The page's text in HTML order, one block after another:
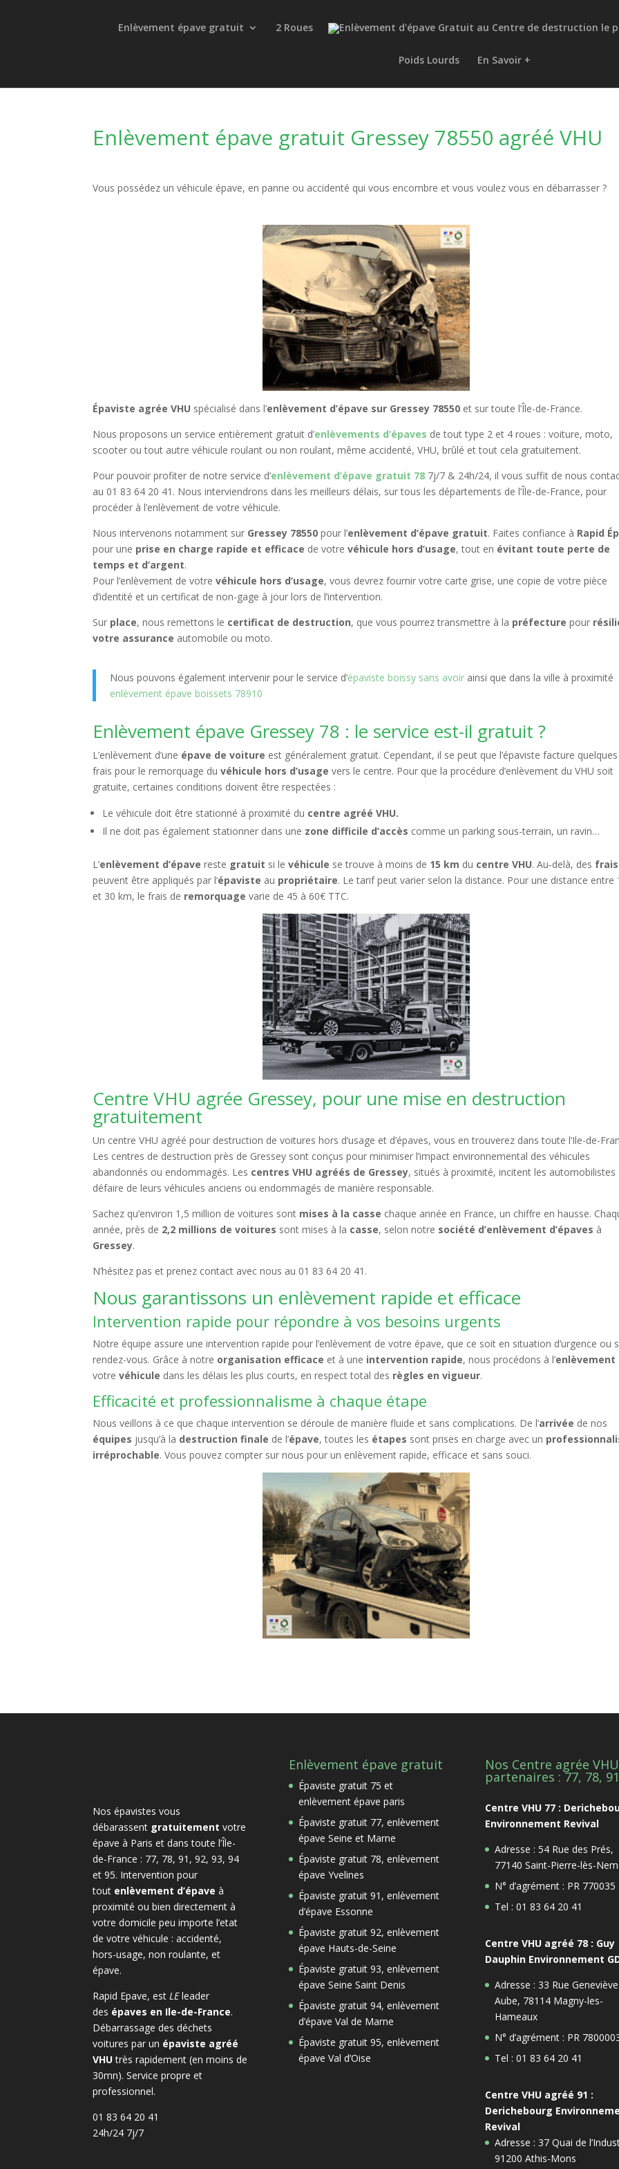
Enlèvement épave gratuit 2 Roues
Poids Lourds En Savoir +
Enlèvement épave gratuit Gressey 78550 agréé VHU
Vous possédez un véhicule épave, en panne ou accidenté qui vous encombre et vous voulez vous en débarrasser ?
Épaviste agrée VHU spécialisé dans l’enlèvement d’épave sur Gressey 78550 et sur toute l’Île-de-France.
Nous proposons un service entièrement gratuit d’enlèvements d’épaves de tout type 2 et 4 roues : voiture, moto,
scooter ou tout autre véhicule roulant ou non roulant, même accidenté, VHU, brûlé et tout cela gratuitement.
Pour pouvoir profiter de notre service d’enlèvement d’épave gratuit 78 7j/7 & 24h/24, il vous suffit de nous
au 01 83 64 20 41. Nous interviendrons dans les meilleurs délais, sur tous les départements de l’Île-de-France, pour
procéder à l’enlèvement de votre véhicule.
Nous intervenons notamment sur Gressey 78550 pour l’enlèvement d’épave gratuit. Faites confiance à Rapid
pour une prise en charge rapide et efficace de votrevéhicule hors d’usage, tout en évitant toute perte de
temps et d’argent.
Pour l’enlèvement de votrevéhicule hors d’usage, vous devrez fournir votre carte grise, une copie de votre pièce
d’identité et un certificat de non-gage à jour lors de l’intervention.
Sur place, nous remettons le certificat de destruction, que vous pourrez transmettre à la préfecture pour
votre assurance automobile ou moto.
Nous pouvons également intervenir pour le service d’épaviste boissy sans avoir ainsi que dans la ville à proximité
enlèvement épave boissets 78910
Enlèvement épave Gressey 78 : le service est-il gratuit ?
L’enlèvement d’une épave de voiture est généralement gratuit. Cependant, il se peut que l’épaviste facture quelques
frais pour le remorquage duvéhicule hors d’usage vers le centre. Pour que la procédure d’enlèvement du VHU soit
gratuite, certaines conditions doivent être respectées :
Le véhicule doit être stationné à proximité du centre agréé VHU.
Il ne doit pas également stationner dans une zone difficile d’accès comme un parking sous-terrain, un ravin…
L’enlèvement d’épave reste gratuit si levéhicule se trouve à moins de 15 km du centre VHU. Au‑delà, des frais
peuvent être appliqués par l’épaviste au propriétaire. Le tarif peut varier selon la distance. Pour une distance entre
et 30 km, le frais de remorquage varie de 45 à 60€ TTC.
Centre VHU agrée Gressey, pour une mise en destruction
gratuitement
Un centre VHU agréé pour destruction de voitures hors d’usage et d’épaves, vous en trouverez dans toute l’Ile-de-
Les centres de destruction près de Gressey sont conçus pour minimiser l’impact environnemental des véhicules
abandonnés ou endommagés. Les centres VHU agréés de Gressey, situés à proximité, incitent les automobilistes
défaire de leurs véhicules anciens ou endommagés de manière responsable.
Sachez qu’environ 1,5 million de voitures sont mises à la casse chaque année en France, un chiffre en hausse.
année, près de 2,2 millions de voitures sont mises à la casse, selon notre société d’enlèvement d’épaves à
Gressey.
N’hésitez pas et prenez contact avec nous au 01 83 64 20 41.
Nous garantissons un enlèvement rapide et efficace
Intervention rapide pour répondre à vos besoins urgents
Notre équipe assure une intervention rapide pour l’enlèvement de votre épave, que ce soit en situation d’urgence ou
rendez-vous. Grâce à notre organisation efficace et à une intervention rapide, nous procédons à l’enlèvement
votrevéhicule dans les délais les plus courts, en respect total des règles en vigueur.
Efficacité et professionnalisme à chaque étape
Nous veillons à ce que chaque intervention se déroule de manière fluide et sans complications. De l’arrivée de nos
équipes jusqu’à la destruction finale de l’épave, toutes les étapes sont prises en charge avec un
irréprochable. Vous pouvez compter sur nous pour un enlèvement rapide, efficace et sans souci.
Nos épavistes vous
débarassent gratuitement votre
épave à Paris et dans toute l’Île-
de-France : 77, 78, 91, 92, 93, 94
et 95. Intervention pour
tout enlèvement d’épave à
proximité ou bien directement à
votre domicile peu importe l’etat
de votre véhicule : accidenté,
hors-usage, non roulante, et
épave.
Rapid Epave, est LEleader
des épaves en Ile-de-France.
Débarrassage des déchets
voitures par un épaviste agréé
VHUtrès rapidement (en moins de
30mn). Service propre et
professionnel.
01 83 64 20 41
24h/24 7j/7
Enlèvement épave gratuit
Épaviste gratuit 75 et
enlèvement épave paris
Épaviste gratuit 77, enlèvement
épave Seine et Marne
Épaviste gratuit 78, enlèvement
épave Yvelines
Épaviste gratuit 91, enlèvement
d’épave Essonne
Épaviste gratuit 92, enlèvement
épave Hauts-de-Seine
Épaviste gratuit 93, enlèvement
épave Seine Saint Denis
Épaviste gratuit 94, enlèvement
d’épave Val de Marne
Épaviste gratuit 95, enlèvement
épave Val d’Oise
Nos Centre agrée VHU
partenaires : 77, 78, 91
Centre VHU 77 :
Environnement Revival
Adresse : 54 Rue des Prés,
77140 Saint-Pierre-lès-
N° d’agrément : PR 770035
Tel : 01 83 64 20 41
Centre VHU agréé 78 : Guy
Dauphin Environnement
Adresse : 33 Rue Geneviève
Aube, 78114 Magny-les-
Hameaux
N° d’agrément : PR
Tel : 01 83 64 20 41
Centre VHU agréé 91 :
Derichebourg
Revival
Adresse : 37 Quai de
91200 Athis-Mons